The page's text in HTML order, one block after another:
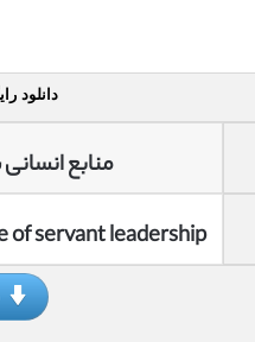
دانلود
منابع
of servant leadership